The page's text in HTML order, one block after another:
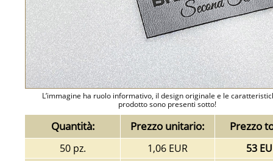
L’immagine ha ruolo informativo, il design originale e le
prodotto sono presenti sotto!
Quantità: Prezzo unitario: Prezzo
50 pz. 1,06 EUR
53